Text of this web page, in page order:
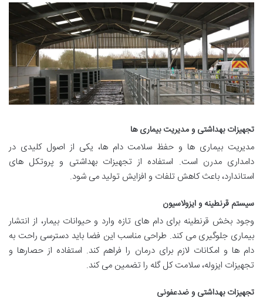
تجهیزات بهداشتی و مدیریت بیماری ها
مدیریت بیماری ها و حفظ سلامت دام ها، یکی از اصول کلیدی در
دامداری مدرن است. استفاده از تجهیزات بهداشتی و پروتکل های
استاندارد، باعث کاهش تلفات و افزایش تولید می شود.
سیستم قرنطینه و ایزولاسیون
وجود بخش قرنطینه برای دام های تازه وارد و حیوانات بیمار، از انتشار
بیماری جلوگیری می کند. طراحی مناسب این فضا باید دسترسی راحت به
دام ها و امکانات لازم برای درمان را فراهم کند. استفاده از حصارها و
تجهیزات ایزوله، سلامت کل گله را تضمین می کند.
تجهیزات بهداشتی و ضدعفونی